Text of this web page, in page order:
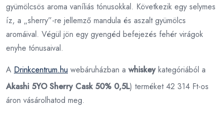
gyümölcsös aroma vaníliás tónusokkal. Következik egy selymes
íz, a „sherry”-re jellemző mandula és aszalt gyümölcs
aromáival. Végül jön egy gyengéd befejezés fehér virágok
enyhe tónusaival.
A Drinkcentrum.hu webáruházban a whiskeykategóriából a
Akashi 5YO Sherry Cask 50% 0,5L) terméket 42 314 Ft-os
áron vásárolhatod meg.